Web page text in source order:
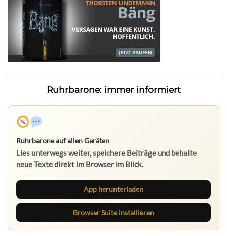
Ruhrbarone: immer informiert
Ruhrbarone auf allen Geräten
Lies unterwegs weiter, speichere Beiträge und behalte
neue Texte direkt im Browser im Blick.
App herunterladen
Browser Suite installieren